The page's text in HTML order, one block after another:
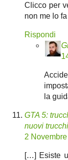
Clicco per
non me lo
Rispondi
la
GTA 5:
nuovi
2
[…] Esiste